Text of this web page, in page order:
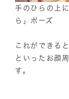
手のひらの上
ら」ポーズ
これができる
といったお顔
す。